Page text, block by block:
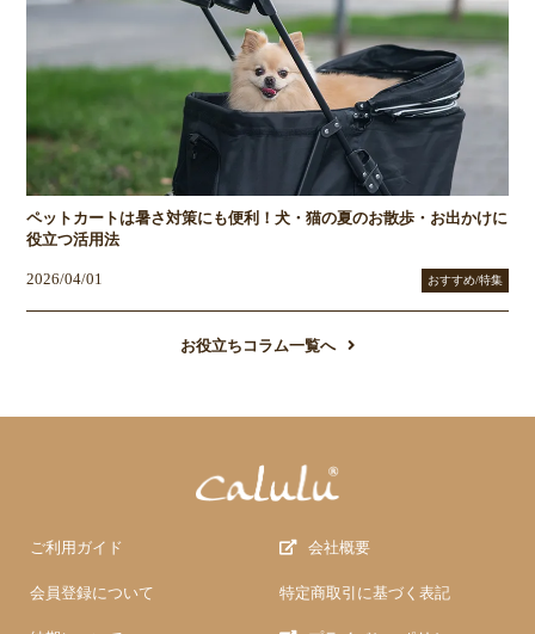
ペットカートは暑さ対策にも便利！犬・猫の夏のお散歩・お出かけに
役立つ活用法
2026/04/01 おすすめ/特集
お役立ちコラム一覧へ
ご利用ガイド
会員登録について
会社概要
特定商取引に基づく表記